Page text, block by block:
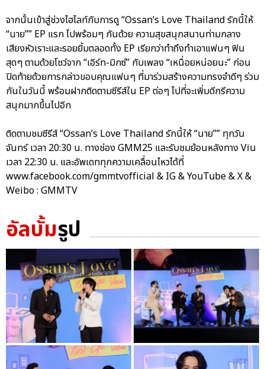
จากนั้นเข้าสู่ช่วงไฮไลท์กับการดู “Ossan’s Love Thailand รักนี้ให้
“นาย”” EP แรก ไปพร้อมๆ กันด้วย ความสุขสนุกสนานท่ามกลาง
เสียงหัวเราะและรอยยิ้มตลอดทั้ง EP เรียกว่าทำถึงทำเอาแฟนๆ ฟิน
สุดๆ ตามด้วยโชว์จาก “เอิร์ท-มิกซ์” กับเพลง “เหนื่อยหน่อยนะ” ก่อน
ปิดท้ายด้วยการกล่าวขอบคุณแฟนๆ ที่มาร่วมสร้างความทรงจำดีๆ ร่วม
กันในวันนี้ พร้อมฝากติดตามซีรีส์ใน EP ต่อๆ ไปที่จะเพิ่มดีกรีความ
สนุกมากขึ้นไปอีก
ติดตามชมซีรีส์ “Ossan’s Love Thailand รักนี้ให้ “นาย”” ทุกวัน
จันทร์ เวลา 20:30 น. ทางช่อง GMM25 และรับชมย้อนหลังทาง Viu
เวลา 22:30 น. และอัพเดททุกความเคลื่อนไหวได้ที่
www.facebook.com/gmmtvofficial & IG & YouTube & X &
Weibo : GMMTV
อัลบั้มรูป